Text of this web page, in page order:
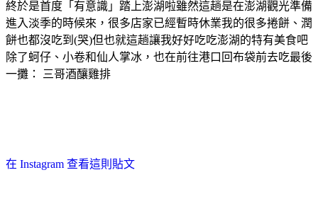
終於是首度「有意識」踏上澎湖啦雖然這趟是在澎湖觀光準備
進入淡季的時候來，很多店家已經暫時休業我的很多捲餅、潤
餅也都沒吃到(哭)但也就這趟讓我好好吃吃澎湖的特有美食吧
除了蚵仔、小卷和仙人掌冰，也在前往港口回布袋前去吃最後
一攤： 三哥酒釀雞排
在 Instagram 查看這則貼文